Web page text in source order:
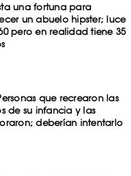
una fortuna para
un abuelo hipster; luce
pero en realidad tiene 35
que recrearon las
de su infancia y las
deberían intentarlo